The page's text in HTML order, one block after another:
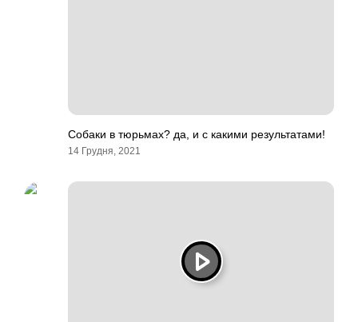
Собаки в тюрьмах? да, и с какими результатами!
14 Грудня, 2021